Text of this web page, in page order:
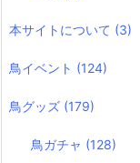
本サイトについて (3)
鳥イベント (124)
鳥グッズ (179)
鳥ガチャ (128)